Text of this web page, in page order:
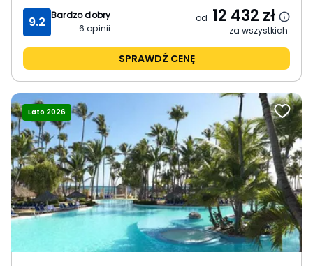
9.2 Bardzo dobry
6 opinii
od 12 432 zł
za wszystkich
SPRAWDŹ CENĘ
Lato 2026